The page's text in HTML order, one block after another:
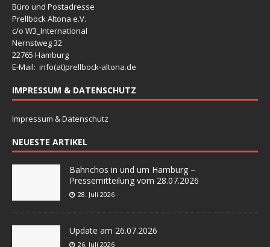
Büro und Postadresse
Prellbock Altona e.V.
c/o W3_International
Nernstweg 32
22765 Hamburg
E-Mail: info(at)prellbock-altona.de
IMPRESSUM & DATENSCHUTZ
Impressum & Datenschutz
NEUESTE ARTIKEL
Bahnchos in und um Hamburg –
Pressemitteilung vom 28.07.2026
28. Juli 2026
Update am 26.07.2026
26. Juli 2026